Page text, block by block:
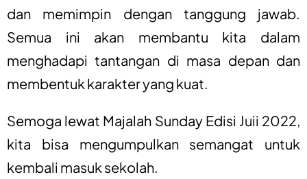
dan memimpin dengan tanggung jawab.
Semua ini akan membantu kita dalam
menghadapi tantangan di masa depan dan
membentuk karakter yang kuat.
Semoga lewat Majalah Sunday Edisi Juii 2022,
kita bisa mengumpulkan semangat untuk
kembali masuk sekolah.